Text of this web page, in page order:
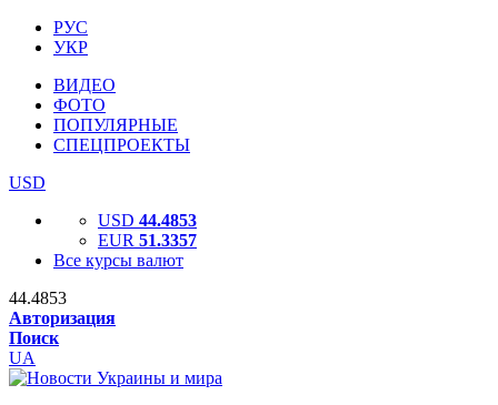
РУС
УКР
ВИДЕО
ФОТО
ПОПУЛЯРНЫЕ
СПЕЦПРОЕКТЫ
USD
USD 44.4853
EUR 51.3357
Все курсы валют
44.4853
Авторизация
Поиск
UA